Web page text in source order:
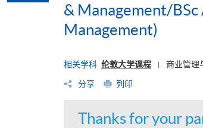
& Management/BSc
Management)
相关学科 伦敦大学课程 商业管理
分享 列印
Thanks for your